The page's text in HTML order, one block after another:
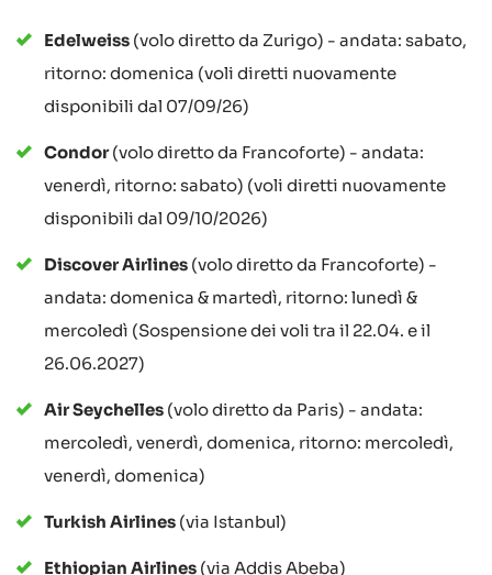
Edelweiss (volo diretto da Zurigo) - andata: sabato,
ritorno: domenica (voli diretti nuovamente
disponibili dal 07/09/26)
Condor(volo diretto da Francoforte) - andata:
venerdì, ritorno: sabato) (voli diretti nuovamente
disponibili dal 09/10/2026)
Discover Airlines (volo diretto da Francoforte) -
andata: domenica & martedì, ritorno: lunedì &
mercoledì (Sospensione dei voli tra il 22.04. e il
26.06.2027)
Air Seychelles (volo diretto da Paris) - andata:
mercoledì, venerdì, domenica, ritorno: mercoledì,
venerdì, domenica)
Turkish Airlines (via Istanbul)
Ethiopian Airlines (via Addis Abeba)